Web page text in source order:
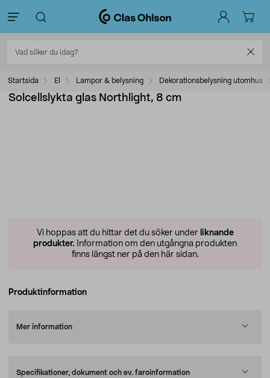
Startsida El Lampor & belysning Dekorationsbelysning utomhus
Solcellslykta glas Northlight, 8 cm
Vi hoppas att du hittar det du söker under liknande
produkter. Information om den utgångna produkten
finns längst ner på den här sidan.
Produktinformation
Mer information
Specifikationer, dokument och ev. faroinformation